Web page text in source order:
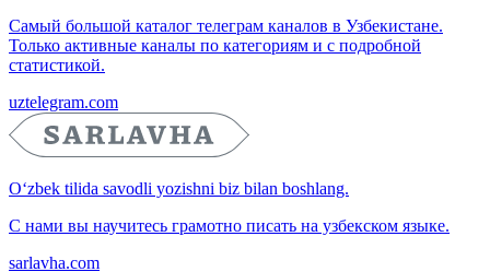
Самый большой каталог телеграм каналов в Узбекистане.
Только активные каналы по категориям и с подробной
статистикой.
uztelegram.com
O‘zbek tilida savodli yozishni biz bilan boshlang.
С нами вы научитесь грамотно писать на узбекском языке.
sarlavha.com